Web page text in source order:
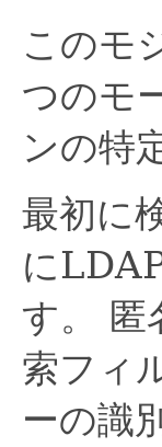
このモ
つのモ
ンの特
最初に
に
す。
匿
索フィ
ーの識